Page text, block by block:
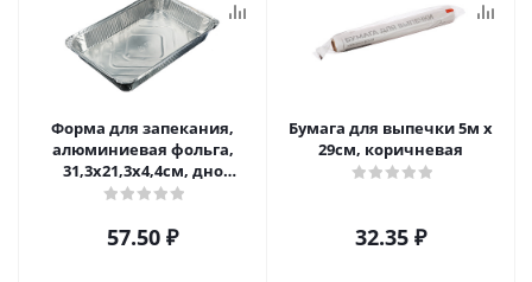
Форма для запекания,
алюминиевая фольга,
31,3x21,3x4,4см, дно
27,2x17,2см, 2235мл, L-край,
57.50 ₽
Бумага для выпечки 5м x
29см, коричневая
32.35 ₽